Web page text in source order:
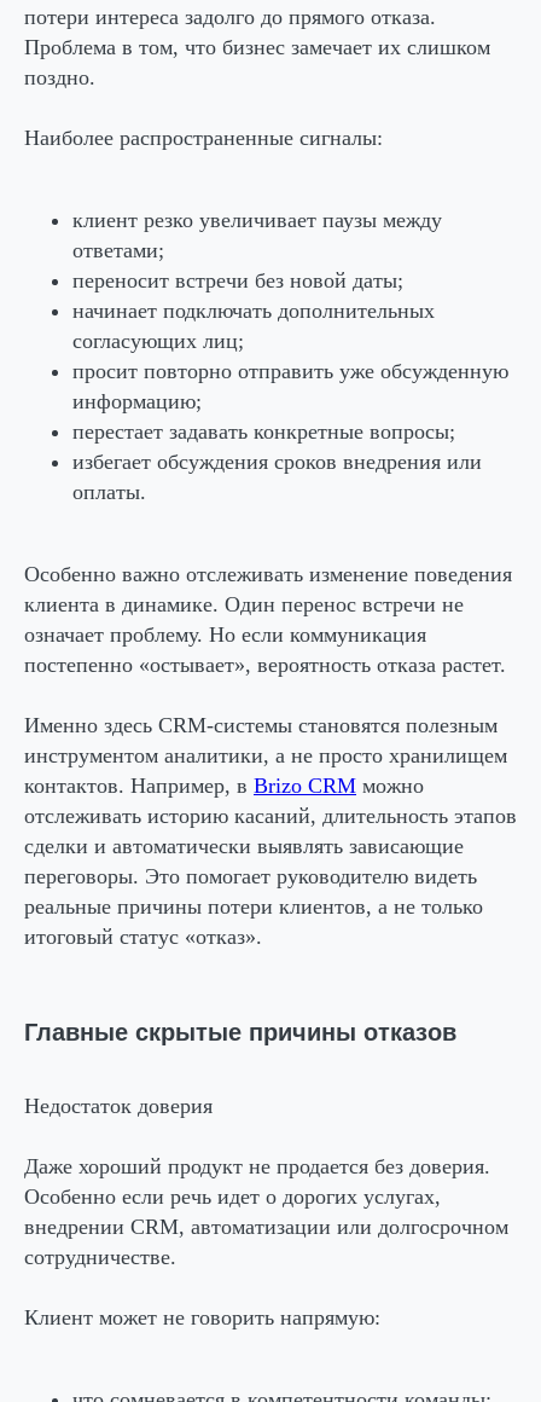
потери интереса задолго до прямого отказа.
Проблема в том, что бизнес замечает их слишком
поздно.
Наиболее распространенные сигналы:
клиент резко увеличивает паузы между
ответами;
переносит встречи без новой даты;
начинает подключать дополнительных
согласующих лиц;
просит повторно отправить уже обсужденную
информацию;
перестает задавать конкретные вопросы;
избегает обсуждения сроков внедрения или
оплаты.
Особенно важно отслеживать изменение поведения
клиента в динамике. Один перенос встречи не
означает проблему. Но если коммуникация
постепенно «остывает», вероятность отказа растет.
Именно здесь CRM-системы становятся полезным
инструментом аналитики, а не просто хранилищем
контактов. Например, в Brizo CRM можно
отслеживать историю касаний, длительность этапов
сделки и автоматически выявлять зависающие
переговоры. Это помогает руководителю видеть
реальные причины потери клиентов, а не только
итоговый статус «отказ».
Главные скрытые причины отказов
Недостаток доверия
Даже хороший продукт не продается без доверия.
Особенно если речь идет о дорогих услугах,
внедрении CRM, автоматизации или долгосрочном
сотрудничестве.
Клиент может не говорить напрямую: